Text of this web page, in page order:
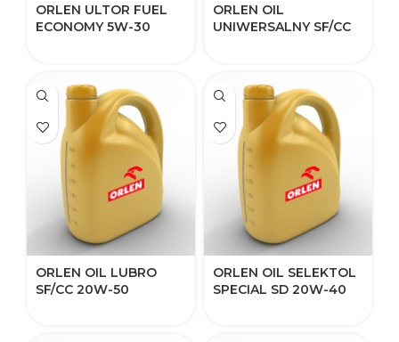
ORLEN ULTOR FUEL
ECONOMY 5W-30
ORLEN OIL
UNIWERSALNY SF/CC
ORLEN OIL LUBRO
SF/CC 20W-50
ORLEN OIL SELEKTOL
SPECIAL SD 20W-40